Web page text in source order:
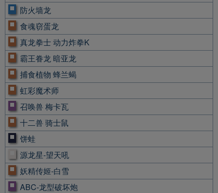
防火墙龙
食魂窃蛋龙
真龙拳士 动力炸拳K
霸王眷龙 暗亚龙
捕食植物 蜂兰蝎
虹彩魔术师
召唤兽 梅卡瓦
十二兽 骑士鼠
饼蛙
源龙星-望天吼
妖精传姬-白雪
ABC-龙型破坏炮